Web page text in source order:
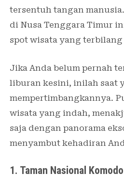
tersentuh tangan
di Nusa Tenggara Timur
spot wisata yang
Jika Anda belum pernah
liburan kesini, inilah saat
mempertimbangkannya.
wisata yang indah,
saja dengan panorama
menyambut kehadiran
1. Taman Nasional Komodo